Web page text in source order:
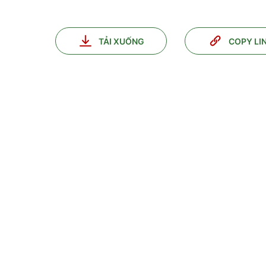
TẢI XUỐNG COPY